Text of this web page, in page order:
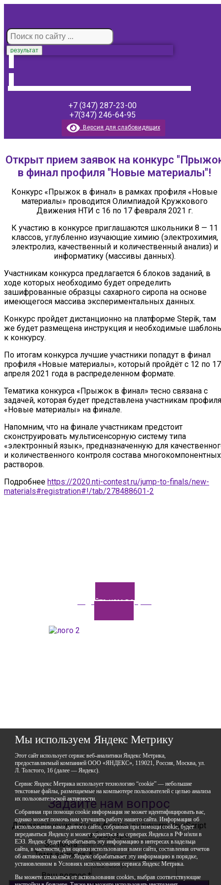
результат
+7 (347) 287-23-00
+7(347) 246-64-95
Версия для слабовидящих
Открыт прием заявок на конкурс
в финал профиля "Новые материалы"!
Конкурс «Прыжок в финал» в рамках профиля «Новые
материалы» проводится Олимпиадой Кружкового
Движения НТИ с 16 по 17 февраля 2021 г.
К участию в конкурсе приглашаются школьники 8 — 11
классов, углубленно изучающие химию (электрохимия,
электролиз, качественный и количественный анализ) и
информатику (массивы данных).
Участникам конкурса предлагается 6 блоков заданий, в
ходе которых необходимо будет определить
зашифрованные образцы сахарного сиропа на основе
имеющегося массива экспериментальных данных.
Конкурс пройдет дистанционно на платформе Stepik, там
же будет размещена инструкция и необходимые
к конкурсу.
По итогам конкурса лучшие участники попадут в финал
профиля «Новые материалы», который пройдёт с 12 по 17
апреля 2021 года в распределенном формате.
Тематика конкурса «Прыжок в финал» тесно связана с
задачей, которая будет представлена участникам профиля
«Новые материалы» на финале.
Напомним, что на финале участникам предстоит
сконструировать мультисенсорную систему типа
«электронный язык», предназначенную для
и количественного контроля состава многокомпонентных
растворов.
Подробнее https://2020.nti-contest.ru/jump-to-finals/new-
materials#registration#!/tab/278488601-2
Задайте нам вопрос
Мы используем Яндекс Метрику
Этот сайт использует сервис веб-аналитики Яндекс Метрика,
предоставляемый компанией ООО «ЯНДЕКС», 119021, Россия, Москва, ул.
Л. Толстого, 16 (далее — Яндекс).
Сервис Яндекс Метрика использует технологию “cookie” — небольшие
текстовые файлы, размещаемые на компьютере пользователей с целью анализа
их пользовательской активности.
Собранная при помощи cookie информация не может идентифицировать вас,
однако может помочь нам улучшить работу нашего сайта. Информация об
использовании вами данного сайта, собранная при помощи cookie, будет
передаваться Яндексу и может храниться на серверах Яндекса в РФ и/или в
ЕЭЗ. Яндекс будет обрабатывать эту информацию в интересах владельца
сайта, в частности, для оценки использования вами сайта, составления отчетов
об активности на сайте. Яндекс обрабатывает эту информацию в порядке,
установленном в Условиях использования сервиса Яндекс Метрика.
Вы можете отказаться от использования cookies, выбрав соответствующие
+7 (347) 287-23-00 - приемная
+7 (347) 246-67-38 - бухгалтерия
Политика конфиденциальности
Задайте нам вопрос
Для заполнения данной формы включите JavaScript
в браузере.
Эл. почта*
Тема вопроса:*
Ваш вопрос*